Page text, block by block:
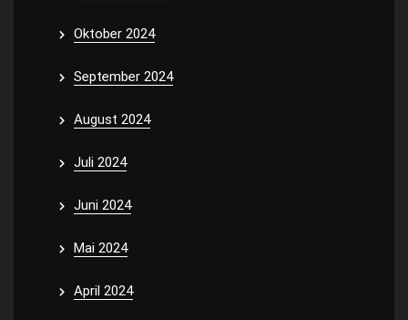
Oktober 2024
September 2024
August 2024
Juli 2024
Juni 2024
Mai 2024
April 2024